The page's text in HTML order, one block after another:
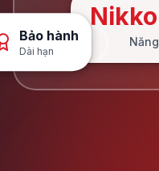
Bảo hành
Dài hạn